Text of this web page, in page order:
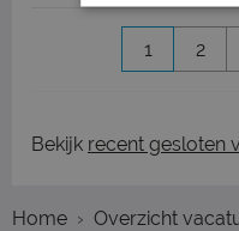
1 2
Bekijk recent gesloten
Home Overzicht